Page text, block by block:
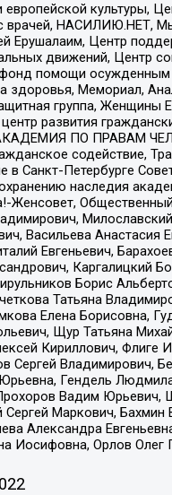
культуры,
врачей, НАСИЛИЮ.НЕТ,
Ерушалаим, Центр
движений, Центр
помощи
здоровья, Мемориал,
группа, Женщины
развития
ПО ПРАВАМ
содействие,
Санкт-Петербурге
наследия
Васильева Анастасия
Евгеньевич,
Каргалицкий
Борис
Татьяна
Елена Борисовна,
Щур Татьяна
Кириллович, Флиге
Владимирович,
Гендель
Вадим Юрьевич,
Маркович,
Александра
Иосифовна, Орлов